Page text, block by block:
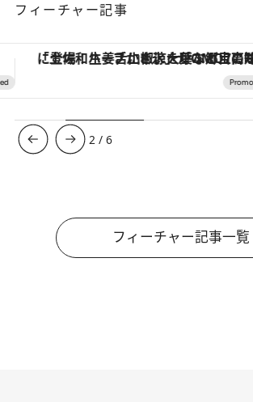
フィーチャー記事
「星のや富士」でデジタルデトックス。冨士信仰の歴史を辿り、心
3 /6
フィーチャー記事一覧